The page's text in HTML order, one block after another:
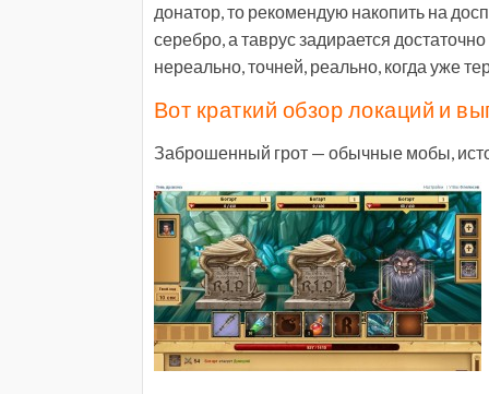
донатор, то рекомендую накопить на
серебро, а таврус задирается
нереально, точней, реально, когда уже
Вот краткий обзор локаций и
Заброшенный грот — обычные мобы,